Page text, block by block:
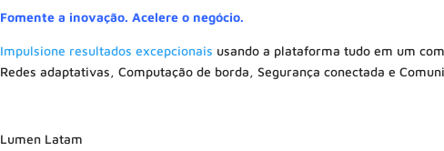
Fomente a inovação. Acelere o negócio.
Impulsione resultados excepcionais usando a plataforma tudo em um
Redes adaptativas, Computação de borda, Segurança conectada e
Lumen Latam